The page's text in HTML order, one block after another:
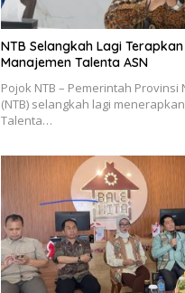
NTB Selangkah Lagi
Manajemen Talenta ASN
Pojok NTB – Pemerintah
(NTB) selangkah lagi
Talenta…